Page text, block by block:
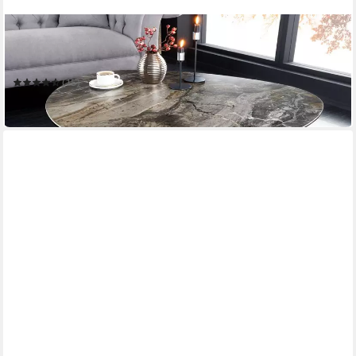
RIESS-AMBIENTE
Couchtisch MARVELOUS 90cm taupe / schwarz
90 x 40 x 75 cm B/H/T
(15)
279,95 €
in 2-3 Werktagen bei dir